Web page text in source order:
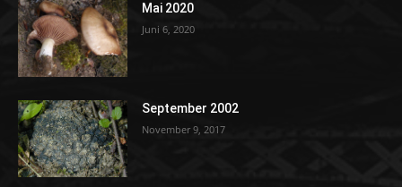
Mai 2020
Juni 6, 2020
September 2002
November 9, 2017